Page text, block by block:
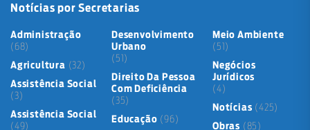
Notícias por Secretarias
Administração
(68)
Agricultura (32)
Assistência Social
(3)
Assistência Social
(49)
Desenvolvimento
Urbano
(51)
Direito Da Pessoa
Com Deficiência
(35)
Educação (96)
Meio Ambiente
(51)
Negócios
Jurídicos
(4)
Notícias (425)
Obras (85)